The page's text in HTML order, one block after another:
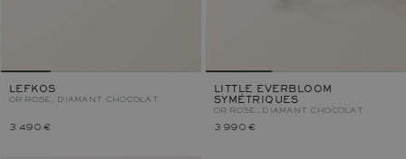
LEFKOS
OR ROSE, DIAMANT CHOCOLAT
3 490 €
LITTLE EVERBLOOM
SYMÉTRIQUES
OR ROSE, DIAMANT CHOCOLAT
3 990 €